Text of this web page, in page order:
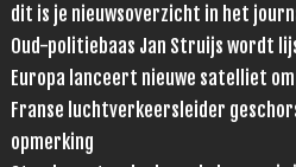
dit is je nieuwsoverzicht in het
Oud-politiebaas Jan Struijs wordt
Europa lanceert nieuwe satelliet
Franse luchtverkeersleider
opmerking